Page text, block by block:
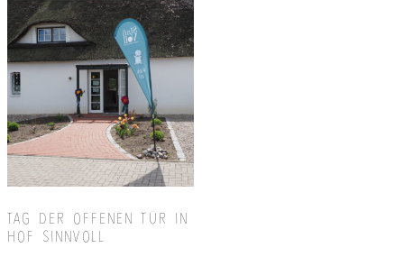
TAG DER OFFENEN TÜR IN
HOF SINNVOLL